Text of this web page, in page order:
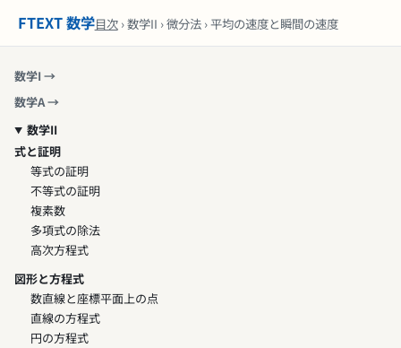
FTEXT 数学目次› 数学II › 微分法 › 平均の速度と瞬間の速度
数学I →
数学A →
数学II
式と証明
等式の証明
不等式の証明
複素数
多項式の除法
高次方程式
図形と方程式
数直線と座標平面上の点
直線の方程式
円の方程式